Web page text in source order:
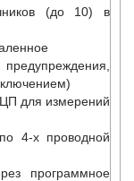
(до 10) в
для измерений
4-х проводной
программное